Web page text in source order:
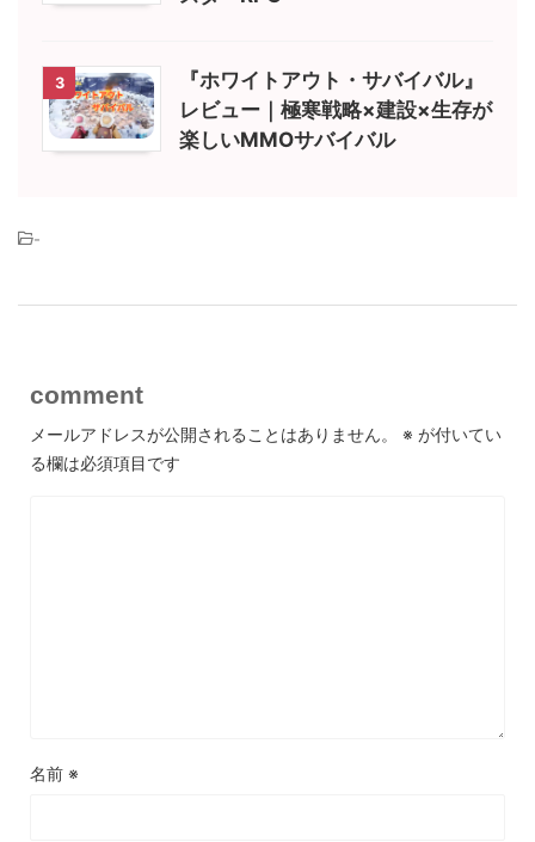
3
『ホワイトアウト・サバイバル』
レビュー｜極寒戦略×建設×生存が
楽しいMMOサバイバル
-
comment
メールアドレスが公開されることはありません。 ※ が付いてい
る欄は必須項目です
名前 ※